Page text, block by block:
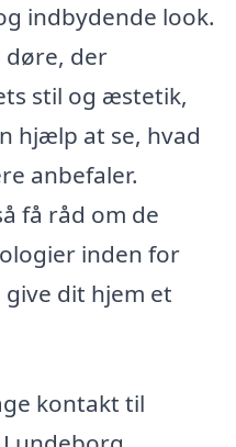
indbydende look.
der
stil og æstetik,
hjælp at se, hvad
anbefaler.
få råd om de
inden for
dit hjem et
kontakt til